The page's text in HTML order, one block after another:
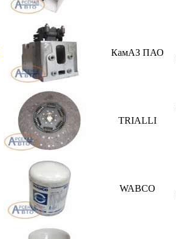
КамАЗ ПАО
TRIALLI
WABCO